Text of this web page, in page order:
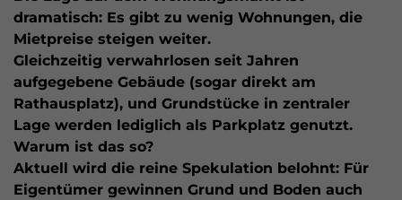
dramatisch: Es gibt zu wenig Wohnungen, die
Mietpreise steigen weiter.
Gleichzeitig verwahrlosen seit Jahren
aufgegebene Gebäude (sogar direkt am
Rathausplatz), und Grundstücke in zentraler
Lage werden lediglich als Parkplatz genutzt.
Warum ist das so?
Aktuell wird die reine Spekulation belohnt: Für
Eigentümer gewinnen Grund und Boden auch